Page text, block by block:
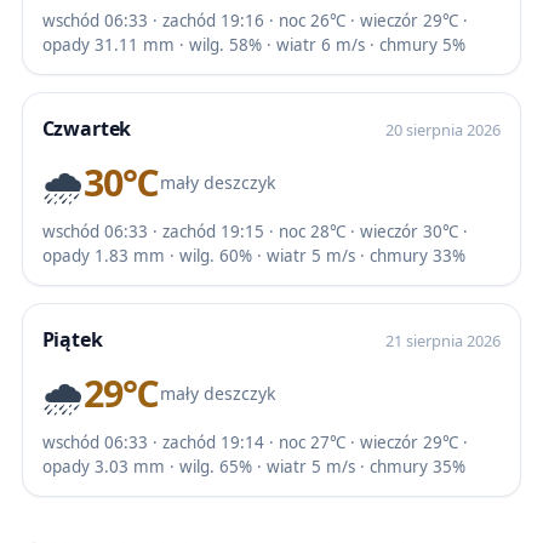
wschód 06:33 · zachód 19:16 · noc 26℃ · wieczór 29℃ ·
opady 31.11 mm · wilg. 58% · wiatr 6 m/s · chmury 5%
Czwartek 20 sierpnia 2026
🌧️30℃mały deszczyk
wschód 06:33 · zachód 19:15 · noc 28℃ · wieczór 30℃ ·
opady 1.83 mm · wilg. 60% · wiatr 5 m/s · chmury 33%
Piątek 21 sierpnia 2026
🌧️29℃mały deszczyk
wschód 06:33 · zachód 19:14 · noc 27℃ · wieczór 29℃ ·
opady 3.03 mm · wilg. 65% · wiatr 5 m/s · chmury 35%